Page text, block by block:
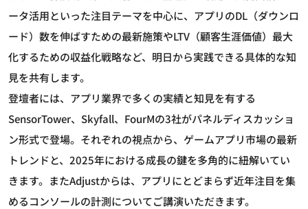
ータ活用といった注目テーマを中心に、アプリのDL（ダウンロ
ード）数を伸ばすための最新施策やLTV（顧客生涯価値）最大
化するための収益化戦略など、明日から実践できる具体的な知
見を共有します。
登壇者には、アプリ業界で多くの実績と知見を有する
SensorTower、Skyfall、FourMの3社がパネルディスカッショ
ン形式で登場。それぞれの視点から、ゲームアプリ市場の最新
トレンドと、2025年における成長の鍵を多角的に紐解いてい
きます。またAdjustからは、アプリにとどまらず近年注目を集
めるコンソールの計測についてご講演いただきます。